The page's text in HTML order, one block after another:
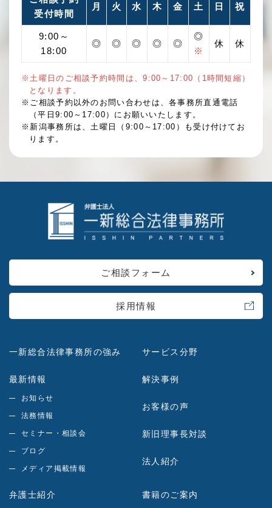
受付時間
月 火 水 木 金 土 日 祝
9:00～
18:00
◎ ◎ ◎ ◎ ◎
◎
※
休 休
※土曜日のご相談予約時間は、9:00～17:00（1時間短縮）
となります。
※ご相談予約以外のお問い合わせは、各事務所直通電話
（平日9:00～17:00）にお願いいたします。
※新潟事務所は、土曜日（9:00～17:00）も受け付けてお
ります。
ご相談フォーム
採用情報
一新総合法律事務所の強み
最新情報
お知らせ
法務情報
セミナー・相談会
ブログ
メディア掲載情報
サービス分野
解決事例
お客様の声
新旧理事長対談
法人紹介
弁護士紹介 書籍のご案内